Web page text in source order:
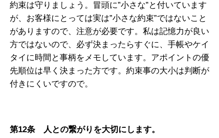
約束は守りましょう。冒頭に”小さな”と付いています
が、お客様にとっては実は”小さな約束”ではないこと
がありますので、注意が必要です。私は記憶力が良い
方ではないので、必ず決まったらすぐに、手帳やケイ
タイに時間と事柄をメモしています。アポイントの優
先順位は早く決まった方です。約束事の大小は判断が
付きにくいですので。
第12条 人との繋がりを大切にします。